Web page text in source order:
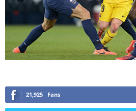
21,925 Fans